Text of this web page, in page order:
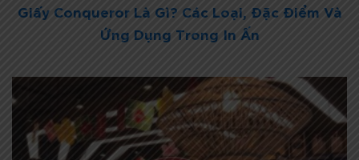
Giấy Conqueror Là Gì? Các Loại, Đặc Điểm Và
Ứng Dụng Trong In Ấn